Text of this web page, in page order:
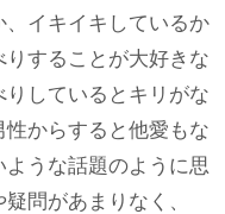
イキイキしているか
することが大好きな
しているとキリがな
からすると他愛もな
うな話題のように思
問があまりなく、